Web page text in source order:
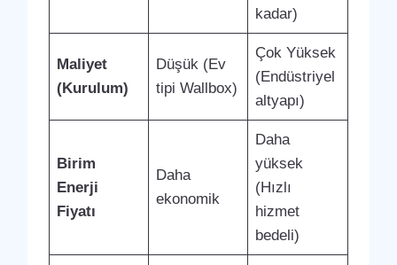
kadar)
Maliyet
(Kurulum)
Düşük (Ev
tipi Wallbox)
Çok Yüksek
(Endüstriyel
altyapı)
Birim
Enerji
Fiyatı
Daha
ekonomik
Daha
yüksek
(Hızlı
hizmet
bedeli)